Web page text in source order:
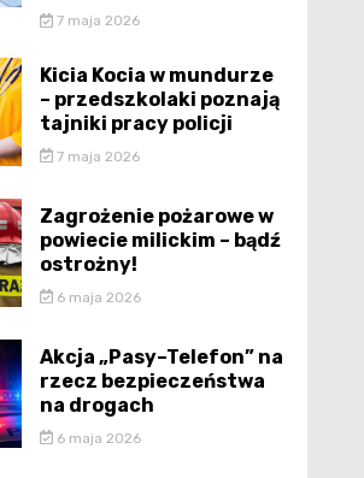
7 maja 2026
Kicia Kocia w mundurze
– przedszkolaki poznają
tajniki pracy policji
7 maja 2026
Zagrożenie pożarowe w
powiecie milickim – bądź
ostrożny!
6 maja 2026
Akcja „Pasy–Telefon” na
rzecz bezpieczeństwa
na drogach
6 maja 2026